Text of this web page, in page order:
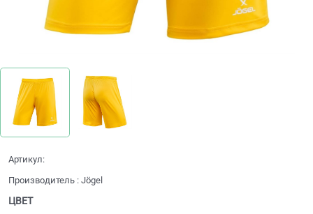
Артикул:
Производитель : Jögel
ЦВЕТ